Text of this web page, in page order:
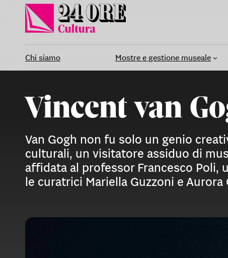
contenuto
Chi siamo Mostre e gestione museale
Vincent van
Van Gogh non fu solo un genio
culturali, un visitatore assiduo di
affidata al professor Francesco Poli,
le curatrici Mariella Guzzoni e Aurora